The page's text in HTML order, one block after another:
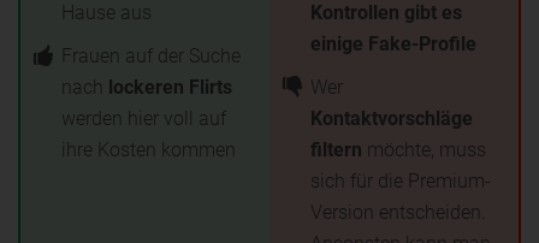
Hause aus
Frauen auf der Suche
nach lockeren Flirts
werden hier voll auf
ihre Kosten kommen
Kontrollen gibt es
einige Fake-Profile
Wer
Kontaktvorschläge
filtern möchte, muss
sich für die Premium-
Version entscheiden.